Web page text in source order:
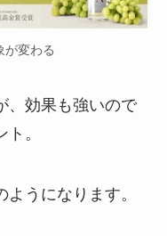
が変わる
、効果も強いので
。
うになります。